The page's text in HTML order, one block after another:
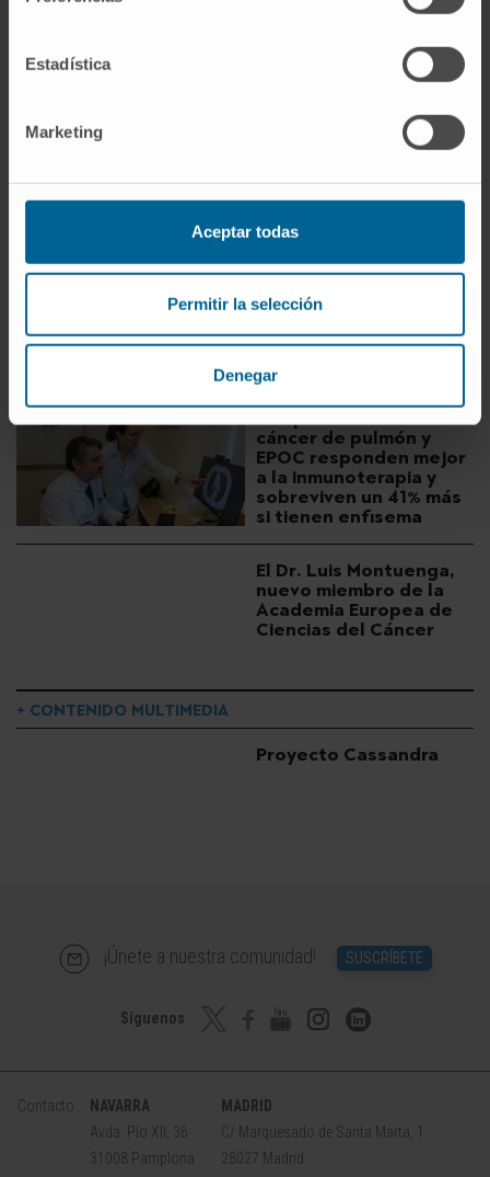
Estadística
Marketing
Aceptar todas
Permitir la selección
Denegar
+ DESCUBRA MÁS
mejora los resultados
cáncer de pulmón
tratamientos
cáncer de pulmón y
EPOC responden mejor
a la inmunoterapia y
sobreviven un 41% más
si tienen enfisema
El Dr. Luis Montuenga,
nuevo miembro de la
Academia Europea de
Ciencias del Cáncer
+ CONTENIDO MULTIMEDIA
Proyecto Cassandra
¡Únete a nuestra comunidad! SUSCRÍBETE
Síguenos
Contacto
NAVARRA
Avda. Pío XII, 36
31008 Pamplona
MADRID
C/ Marquesado de Santa Marta, 1
28027 Madrid